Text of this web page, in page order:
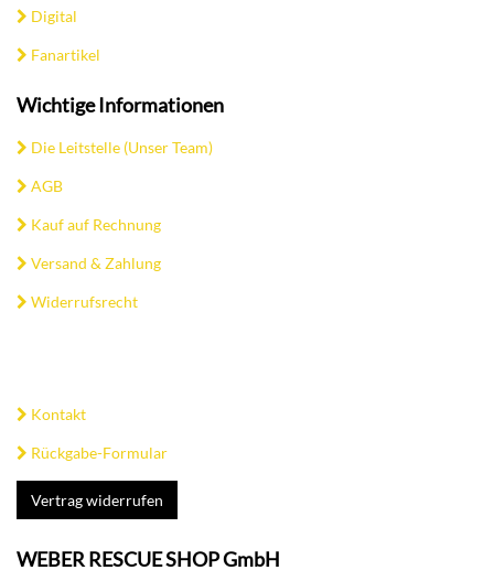
Digital
Fanartikel
Wichtige Informationen
Die Leitstelle (Unser Team)
AGB
Kauf auf Rechnung
Versand & Zahlung
Widerrufsrecht
Kontakt
Rückgabe-Formular
Vertrag widerrufen
WEBER RESCUE SHOP GmbH